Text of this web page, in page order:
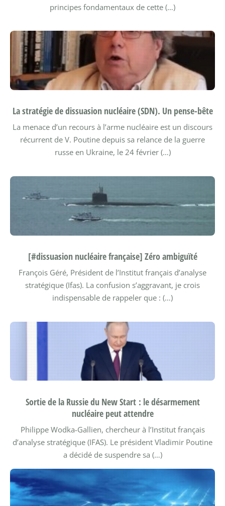
principes fondamentaux de cette (…)
La stratégie de dissuasion nucléaire (SDN). Un pense-bête
La menace d’un recours à l’arme nucléaire est un discours
récurrent de V. Poutine depuis sa relance de la guerre
russe en Ukraine, le 24 février (…)
[#dissuasion nucléaire française] Zéro ambiguïté
François Géré, Président de l’Institut français d’analyse
stratégique (Ifas). La confusion s’aggravant, je crois
indispensable de rappeler que : (…)
Sortie de la Russie du New Start : le désarmement
nucléaire peut attendre
Philippe Wodka-Gallien, chercheur à l’Institut français
d’analyse stratégique (IFAS). Le président Vladimir Poutine
a décidé de suspendre sa (…)